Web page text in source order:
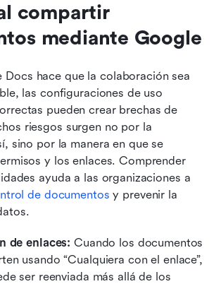
compartir
mediante Google
Docs hace que la colaboración sea
las configuraciones de uso
pueden crear brechas de
riesgos surgen no por la
sino por la manera en que se
y los enlaces. Comprender
de documentos y prevenir la
de enlaces: Cuando los documentos
usando “Cualquiera con el enlace”,
ser reenviada más allá de los